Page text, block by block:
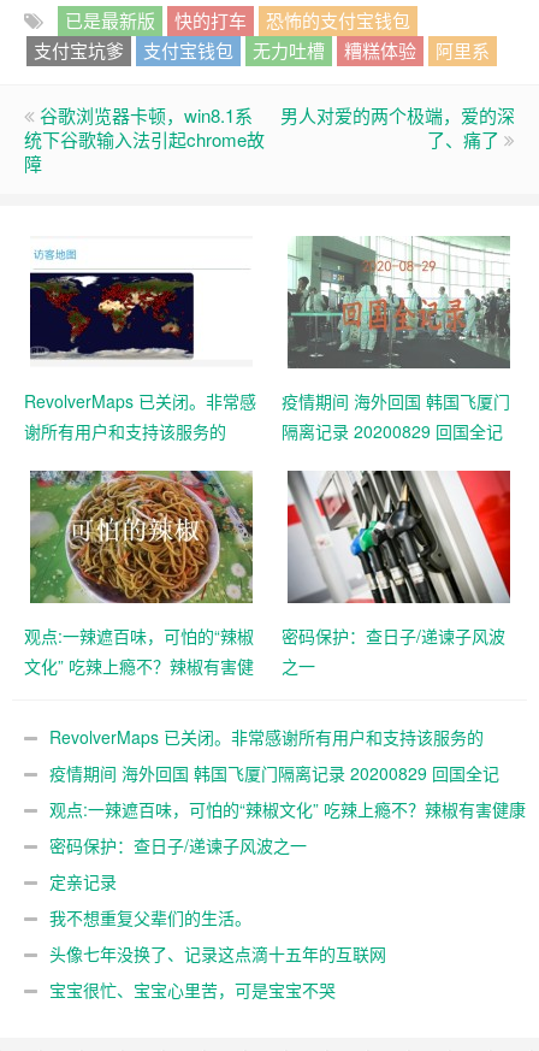
已是最新版 快的打车
恐怖的支付宝钱包
支付宝坑爹
支付宝钱包 无力吐槽 糟糕体验 阿里系
谷歌浏览器卡顿，win8.1系
统下谷歌输入法引起chrome故
障
男人对爱的两个极端，爱的深
了、痛了
RevolverMaps 已关闭。非常感
谢所有用户和支持该服务的
疫情期间 海外回国 韩国飞厦门
隔离记录 20200829 回国全记
观点:一辣遮百味，可怕的“辣椒
文化” 吃辣上瘾不？辣椒有害健
密码保护：查日子/递谏子风波
之一
RevolverMaps 已关闭。非常感谢所有用户和支持该服务的
人！疫情期间 海外回国 韩国飞厦门隔离记录 20200829 回国全记
录 观点:一辣遮百味，可怕的“辣椒文化” 吃辣上瘾不？辣椒有害健康
不？密码保护：查日子/递谏子风波之一
定亲记录
我不想重复父辈们的生活。
头像七年没换了、记录这点滴十五年的互联网
宝宝很忙、宝宝心里苦，可是宝宝不哭